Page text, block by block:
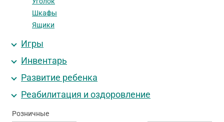
Шкафы
Ящики
Игры
Инвентарь
Развитие ребенка
Реабилитация и оздоровление
Розничные